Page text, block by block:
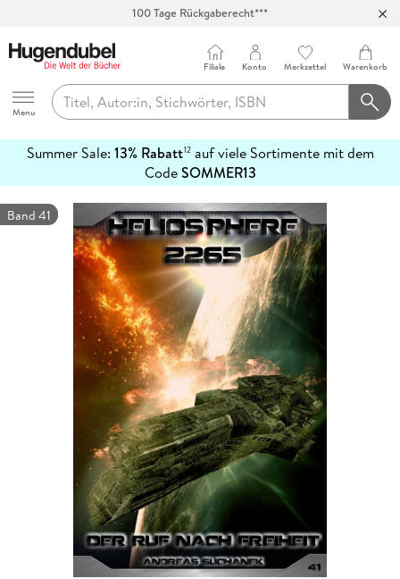
Hugendubel
Menu
Filiale Konto Merkzettel Warenkorb
Summer Sale: 13% Rabatt12auf viele Sortimente mit dem
CodeSOMMER13
erfahren
Band 41